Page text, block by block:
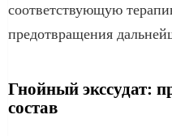
соответствующую
предотвращения
Гнойный экссудат:
состав